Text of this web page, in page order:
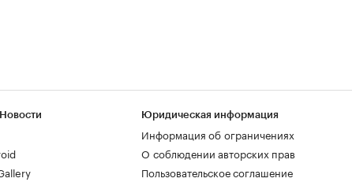
Юридическая информация
Информация об ограничениях
О соблюдении авторских прав
Пользовательское соглашение